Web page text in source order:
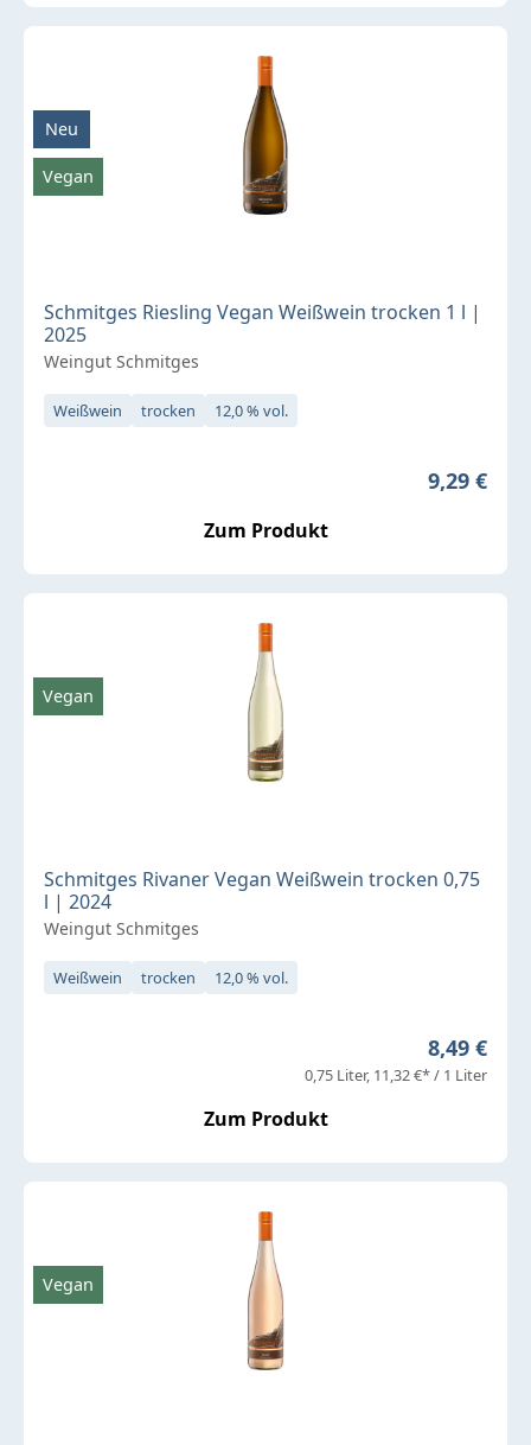
Schmitges Riesling Vegan Weißwein trocken 1 l |
2025
Weingut Schmitges
Weißwein trocken 12,0 % vol.
Regulärer
9,29 €
Zum Produkt
Neu
Vegan
Schmitges Rivaner Vegan Weißwein trocken 0,75
l | 2024
Weingut Schmitges
Weißwein trocken 12,0 % vol.
Regulärer
8,49 €
0,75 Liter 11,32 €* / 1 Liter
Zum Produkt
Vegan
Vegan